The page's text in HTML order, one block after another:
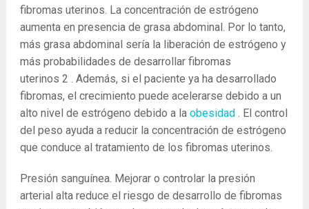
fibromas uterinos. La concentración de estrógeno
aumenta en presencia de grasa abdominal. Por lo tanto,
más grasa abdominal sería la liberación de estrógeno y
más probabilidades de desarrollar fibromas
uterinos 2 . Además, si el paciente ya ha desarrollado
fibromas, el crecimiento puede acelerarse debido a un
alto nivel de estrógeno debido a la obesidad. El control
del peso ayuda a reducir la concentración de estrógeno
que conduce al tratamiento de los fibromas uterinos.
Presión sanguínea. Mejorar o controlar la presión
arterial alta reduce el riesgo de desarrollo de fibromas